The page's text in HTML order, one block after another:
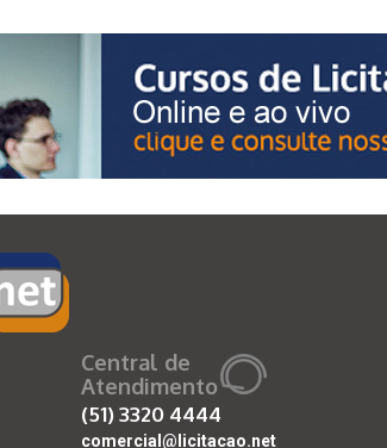
Central de
Atendimento
(51)3320 4444
comercial@licitacao.net